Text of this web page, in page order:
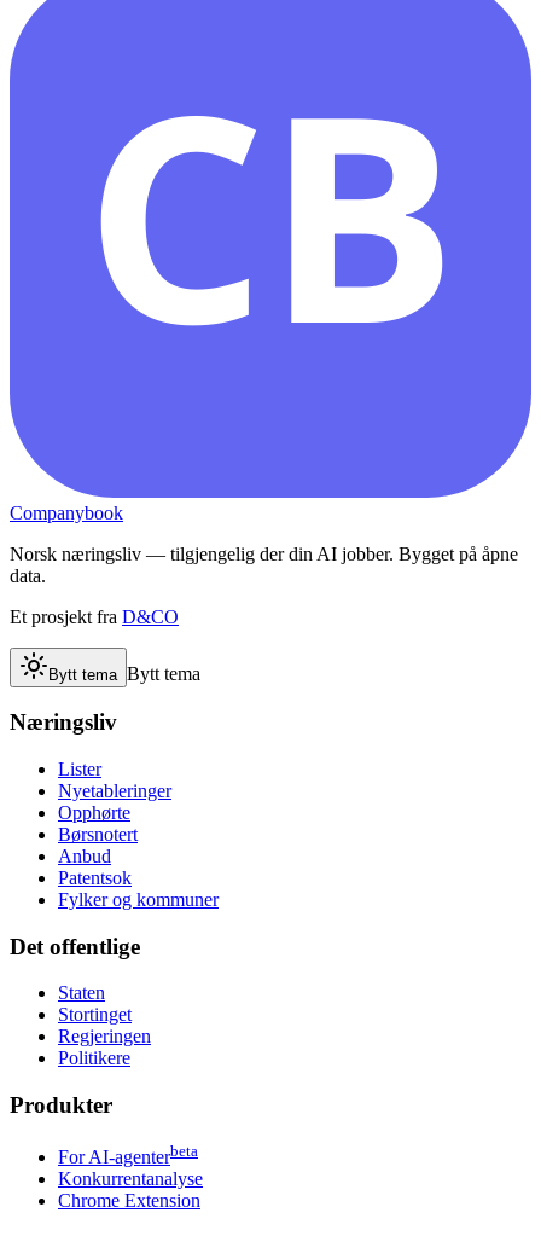
CB
Companybook
Norsk næringsliv — tilgjengelig der din AI jobber. Bygget på åpne
data.
Et prosjekt fra D&CO
Bytt tema Bytt tema
Næringsliv
Lister
Nyetableringer
Opphørte
Børsnotert
Anbud
Patentsok
Fylker og kommuner
Det offentlige
Staten
Stortinget
Regjeringen
Politikere
Produkter
For AI-agenterbeta
Konkurrentanalyse
Chrome Extension